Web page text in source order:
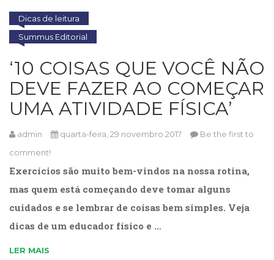
Depoimentos,
Vivências
(104)
Sociais
(102)
Cinema
(23)
Comportamento
(418)
(232)
Corpo
e
(226)
Crescimento
(222)
Dicas de leitura
Summus Editorial
‘10 COISAS QUE VOCÊ NÃO
DEVE FAZER AO COMEÇAR
UMA ATIVIDADE FÍSICA’
admin quarta-feira, 29 novembro 2017
Be the first to
comment!
Exercícios são muito bem-vindos na nossa rotina,
mas quem está começando deve tomar alguns
cuidados e se lembrar de coisas bem simples. Veja
dicas de um educador físico e …
LER MAIS